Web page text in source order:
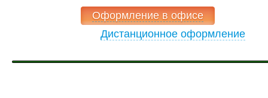
Оформление в офисе
Дистанционное оформление